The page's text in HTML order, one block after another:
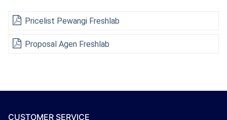
Pricelist Pewangi Freshlab
Proposal Agen Freshlab
CUSTOMER SERVICE